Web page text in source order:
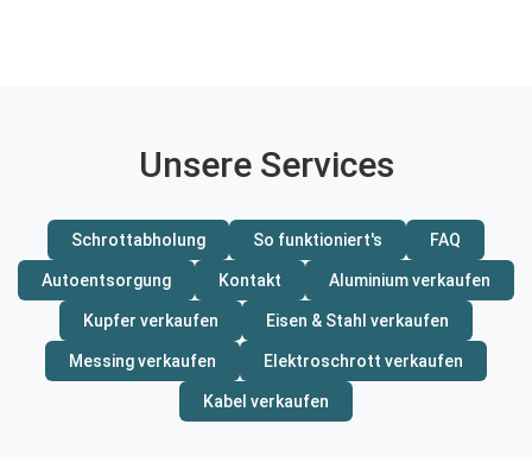
Unsere Services
Schrottabholung So funktioniert's FAQ
Autoentsorgung Kontakt Aluminium verkaufen
Kupfer verkaufen Eisen & Stahl verkaufen
Messing verkaufen Elektroschrott verkaufen
Kabel verkaufen